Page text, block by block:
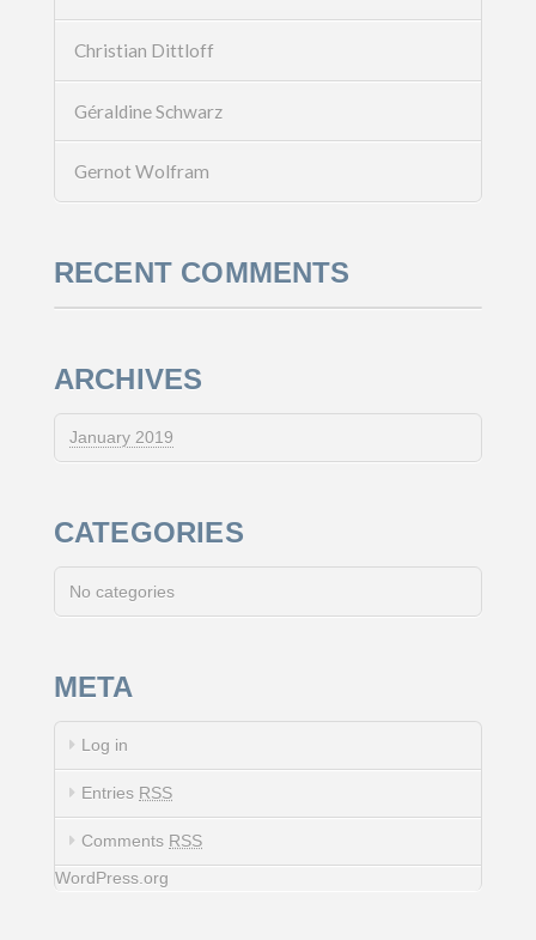
Christian Dittloff
Géraldine Schwarz
Gernot Wolfram
RECENT COMMENTS
ARCHIVES
January 2019
CATEGORIES
No categories
META
Log in
Entries RSS
Comments RSS
WordPress.org